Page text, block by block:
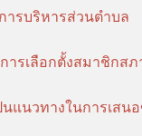
ารบริหารส่วนตำบล
ารเลือกตั้งสมาชิกสภ
นแนวทางในการเสน